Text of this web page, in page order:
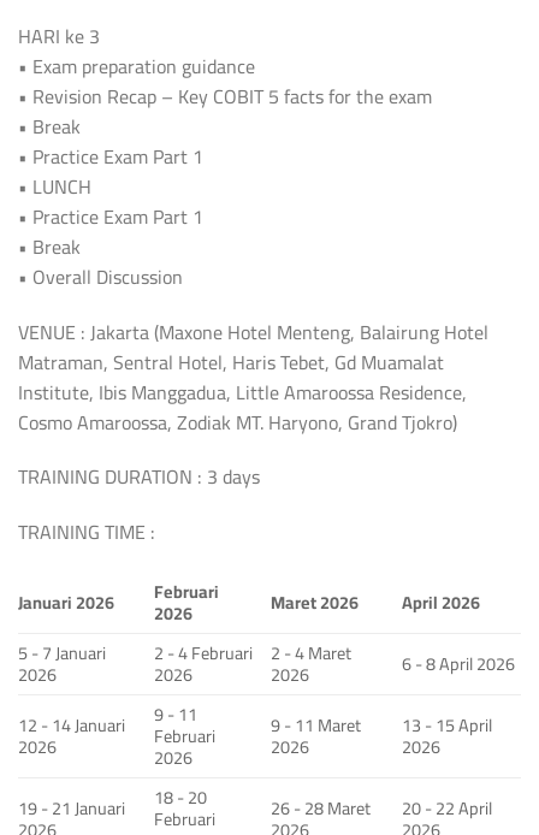
HARI ke 3
• Exam preparation guidance
• Revision Recap – Key COBIT 5 facts for the exam
• Break
• Practice Exam Part 1
• LUNCH
• Practice Exam Part 1
• Break
• Overall Discussion
VENUE : Jakarta (Maxone Hotel Menteng, Balairung Hotel
Matraman, Sentral Hotel, Haris Tebet, Gd Muamalat
Institute, Ibis Manggadua, Little Amaroossa Residence,
Cosmo Amaroossa, Zodiak MT. Haryono, Grand Tjokro)
TRAINING DURATION : 3 days
TRAINING TIME :
Januari 2026 Februari
2026 Maret 2026
April 2026
5 - 7 Januari
2026
2 - 4 Februari
2026
2 - 4 Maret
2026
6 - 8 April 2026
12 - 14 Januari
2026
9 - 11
Februari
2026
9 - 11 Maret
2026
13 - 15 April
2026
19 - 21 Januari
18 - 20
Februari 26 - 28 Maret 20 - 22 April